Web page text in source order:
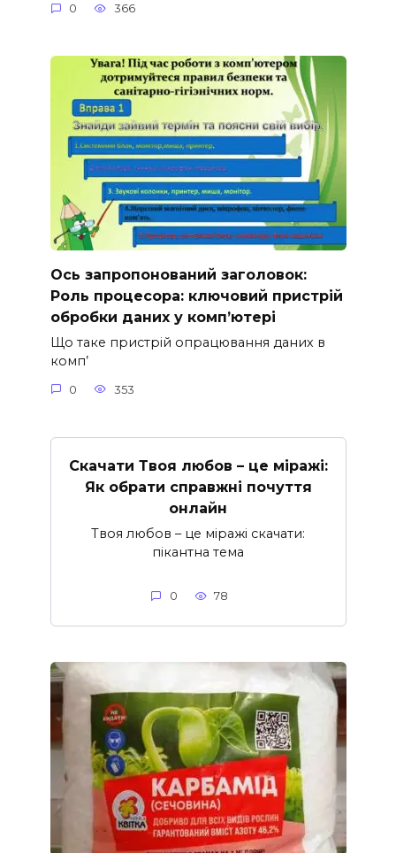
0 366
Ось запропонований заголовок:
Роль процесора: ключовий пристрій
обробки даних у комп’ютері
Що таке пристрій опрацювання даних в
комп’
0 353
Скачати Твоя любов – це міражі:
Як обрати справжні почуття
онлайн
Твоя любов – це міражі скачати:
пікантна тема
0 78